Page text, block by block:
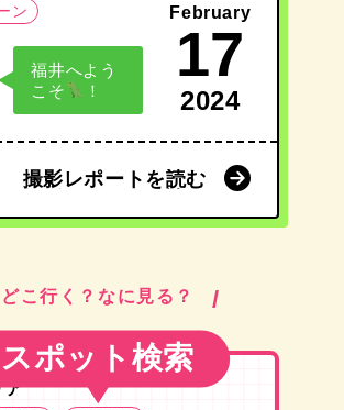
ン
福井へよう
こそ
！
February
17
2024
撮影レポートを読む
どこ行く？なに見る？
スポット検索
ア